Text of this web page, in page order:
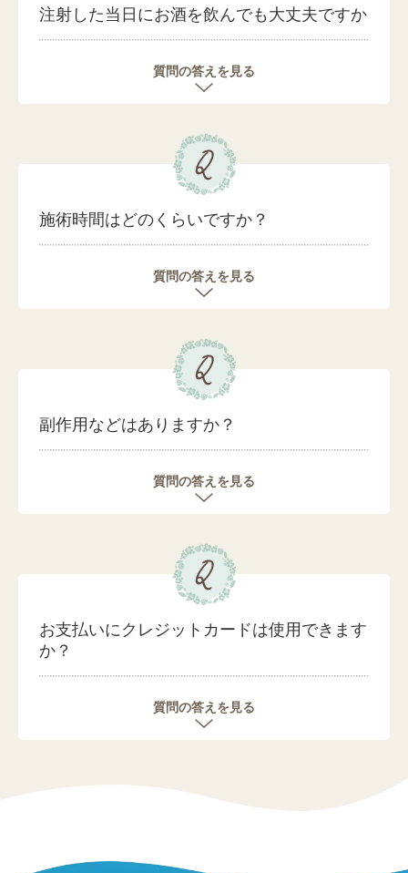
注射した当日にお酒を飲んでも大丈夫ですか
質問の答えを見る
施術時間はどのくらいですか？
質問の答えを見る
副作用などはありますか？
質問の答えを見る
お支払いにクレジットカードは使用できます
か？
質問の答えを見る